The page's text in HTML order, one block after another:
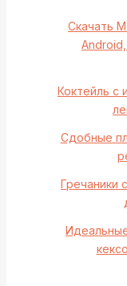
Скачать
Коктейль с
Сдобные
Гречаники